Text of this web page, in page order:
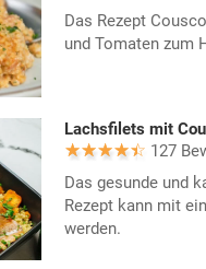
Das Rezept
und Tomaten zum
Lachsfilets mit
127
Das gesunde und
Rezept kann mit
werden.